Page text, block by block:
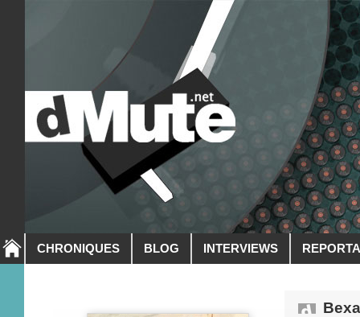
CHRONIQUES BLOG INTERVIEWS